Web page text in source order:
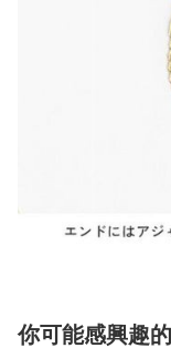
你可能感興趣